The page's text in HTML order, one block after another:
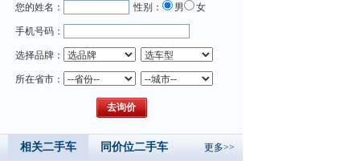
您的姓名： 性别： 男 女
手机号码：
选择品牌：
所在省市：
相关二手车 同价位二手车 更多>>